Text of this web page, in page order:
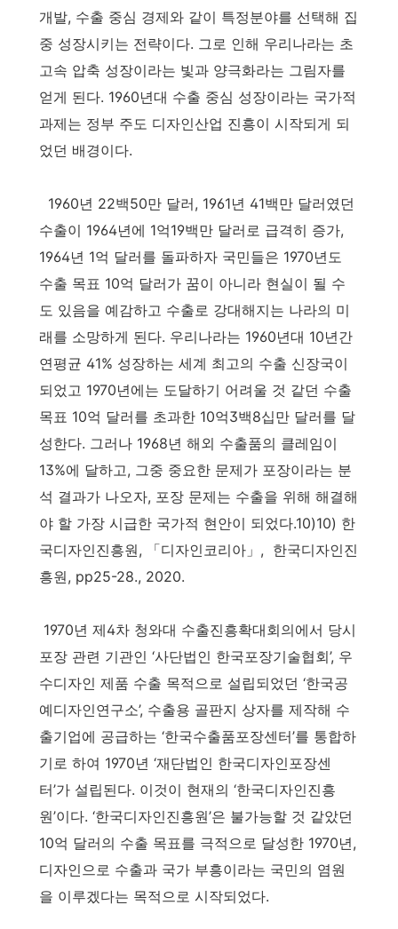
개발, 수출 중심 경제와 같이 특정분야를 선택해 집
중 성장시키는 전략이다. 그로 인해 우리나라는 초
고속 압축 성장이라는 빛과 양극화라는 그림자를
얻게 된다. 1960년대 수출 중심 성장이라는 국가적
과제는 정부 주도 디자인산업 진흥이 시작되게 되
었던 배경이다.
1960년 22백50만 달러, 1961년 41백만 달러였던
수출이 1964년에 1억19백만 달러로 급격히 증가,
1964년 1억 달러를 돌파하자 국민들은 1970년도
수출 목표 10억 달러가 꿈이 아니라 현실이 될 수
도 있음을 예감하고 수출로 강대해지는 나라의 미
래를 소망하게 된다. 우리나라는 1960년대 10년간
연평균 41% 성장하는 세계 최고의 수출 신장국이
되었고 1970년에는 도달하기 어려울 것 같던 수출
목표 10억 달러를 초과한 10억3백8십만 달러를 달
성한다. 그러나 1968년 해외 수출품의 클레임이
13%에 달하고, 그중 중요한 문제가 포장이라는 분
석 결과가 나오자, 포장 문제는 수출을 위해 해결해
야 할 가장 시급한 국가적 현안이 되었다.10)10) 한
국디자인진흥원, 「디자인코리아」, 한국디자인진
흥원, pp25-28., 2020.
1970년 제4차 청와대 수출진흥확대회의에서 당시
포장 관련 기관인 ‘사단법인 한국포장기술협회’, 우
수디자인 제품 수출 목적으로 설립되었던 ‘한국공
예디자인연구소’, 수출용 골판지 상자를 제작해 수
출기업에 공급하는 ‘한국수출품포장센터’를 통합하
기로 하여 1970년 ‘재단법인 한국디자인포장센
터’가 설립된다. 이것이 현재의 ‘한국디자인진흥
원’이다. ‘한국디자인진흥원’은 불가능할 것 같았던
10억 달러의 수출 목표를 극적으로 달성한 1970년,
디자인으로 수출과 국가 부흥이라는 국민의 염원
을 이루겠다는 목적으로 시작되었다.